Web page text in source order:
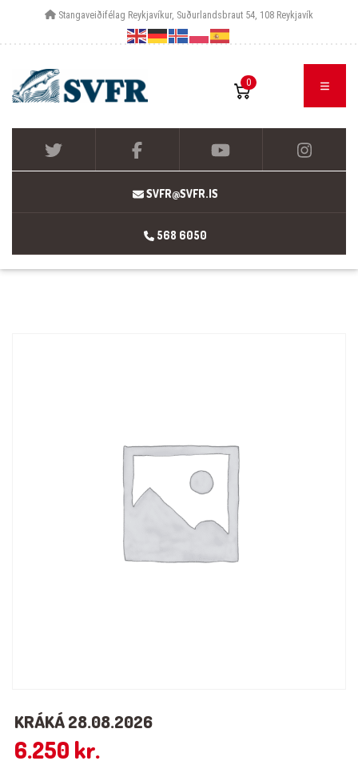
Stangaveiðifélag Reykjavíkur, Suðurlandsbraut 54, 108 Reykjavík
0
SVFR@SVFR.IS
568 6050
KRÁKÁ 28.08.2026
6.250 kr.